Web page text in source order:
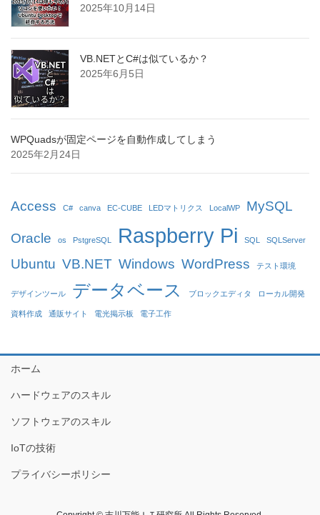
2025年10月14日
VB.NETとC#は似ているか？
2025年6月5日
WPQuadsが固定ページを自動作成してしまう
2025年2月24日
Access C# canva EC-CUBE LEDマトリクス LocalWP MySQL
Oracle os PstgreSQL Raspberry Pi SQL SQLServer
Ubuntu VB.NET Windows WordPress テスト環境
デザインツール データベース ブロックエディタ ローカル開発
資料作成 通販サイト 電光掲示板 電子工作
ホーム
ハードウェアのスキル
ソフトウェアのスキル
IoTの技術
プライバシーポリシー